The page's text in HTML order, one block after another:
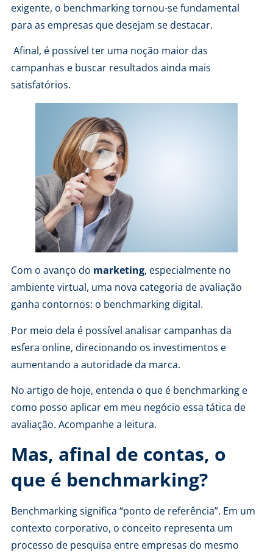
exigente, o benchmarking tornou-se fundamental
para as empresas que desejam se destacar.
Afinal, é possível ter uma noção maior das
campanhas e buscar resultados ainda mais
satisfatórios.
Com o avanço do marketing, especialmente no
ambiente virtual, uma nova categoria de avaliação
ganha contornos: o benchmarking digital.
Por meio dela é possível analisar campanhas da
esfera online, direcionando os investimentos e
aumentando a autoridade da marca.
No artigo de hoje, entenda o que é benchmarking e
como posso aplicar em meu negócio essa tática de
avaliação. Acompanhe a leitura.
Mas, afinal de contas, o
que é benchmarking?
Benchmarking significa “ponto de referência”. Em um
contexto corporativo, o conceito representa um
processo de pesquisa entre empresas do mesmo